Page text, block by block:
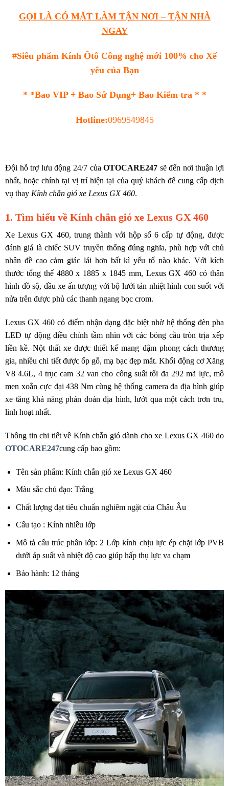
GỌI LÀ CÓ MẶT LÀM TẬN NƠI – TẬN NHÀ
NGAY
#Siêu phẩm Kính Ôtô Công nghệ mới 100% cho Xế
yêu của Bạn
* *Bao VIP + Bao Sử Dụng+ Bao Kiểm tra * *
Hotline:0969549845
Đội hỗ trợ lưu động 24/7 củaOTOCARE247 sẽ đến nơi thuận lợi
nhất, hoặc chính tại vị trí hiện tại của quý khách để cung cấp dịch
vụ thay Kính chắn gió xe Lexus GX 460.
1. Tìm hiểu về Kính chắn gió xe Lexus GX 460
Xe Lexus GX 460, trung thành với hộp số 6 cấp tự động, được
đánh giá là chiếc SUV truyền thống đúng nghĩa, phù hợp với chủ
nhân đề cao cảm giác lái hơn bất kì yếu tố nào khác. Với kích
thước tổng thể 4880 x 1885 x 1845 mm, Lexus GX 460 có thân
hình đồ sộ, đầu xe ấn tượng với bộ lưới tản nhiệt hình con suốt với
nửa trên được phủ các thanh ngang bọc crom.
Lexus GX 460 có điểm nhận dạng đặc biệt nhờ hệ thống đèn pha
LED tự động điều chỉnh tầm nhìn với các bóng cầu tròn trịa xếp
liền kề. Nột thất xe được thiết kế mang đậm phong cách thương
gia, nhiều chi tiết được ốp gỗ, mạ bạc đẹp mắt. Khối động cơ Xăng
V8 4.6L, 4 trục cam 32 van cho công suất tối đa 292 mã lực, mô
men xoắn cực đại 438 Nm cùng hệ thống camera đa địa hình giúp
xe tăng khả năng phán đoán địa hình, lướt qua một cách trơn tru,
linh hoạt nhất.
Thông tin chi tiết về Kính chắn gió dành cho xe Lexus GX 460 do
OTOCARE247cung cấp bao gồm:
Tên sản phẩm: Kính chắn gió xe Lexus GX 460
Màu sắc chủ đạo: Trắng
Chất lượng đạt tiêu chuẩn nghiêm ngặt của Châu Âu
Cấu tạo : Kính nhiều lớp
Mô tả cấu trúc phân lớp: 2 Lớp kính chịu lực ép chặt lớp PVB
dưới áp suất và nhiệt độ cao giúp hấp thụ lực va chạm
Bảo hành: 12 tháng